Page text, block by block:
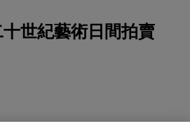
世紀藝術日間拍賣